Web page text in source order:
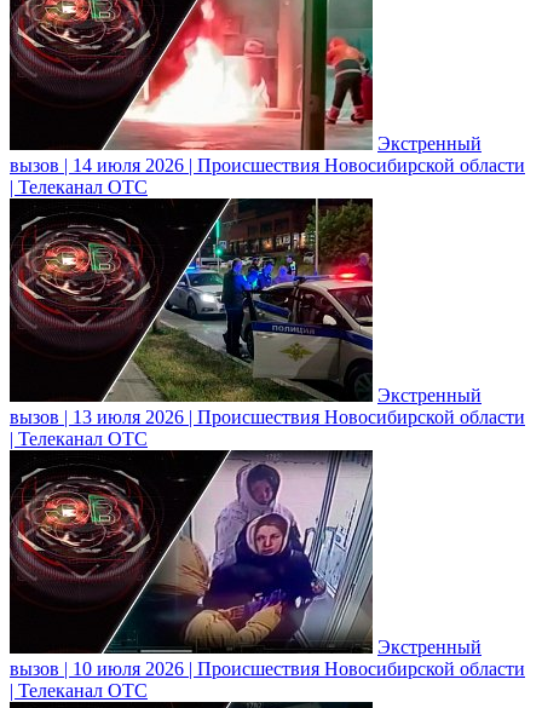
Экстренный
вызов | 14 июля 2026 | Происшествия Новосибирской области
| Телеканал ОТС
Экстренный
вызов | 13 июля 2026 | Происшествия Новосибирской области
| Телеканал ОТС
Экстренный
вызов | 10 июля 2026 | Происшествия Новосибирской области
| Телеканал ОТС